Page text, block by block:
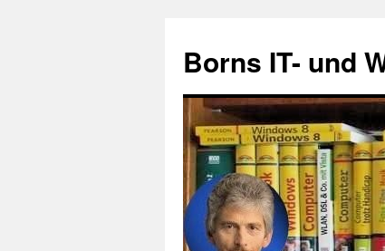
springen
Borns IT- und